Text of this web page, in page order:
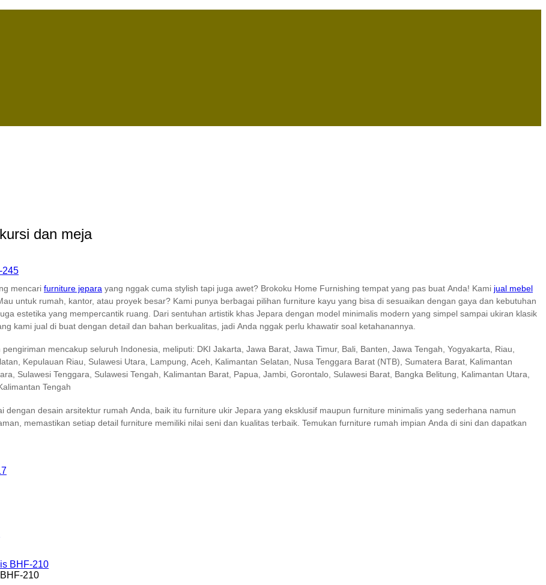
dan meja
mencari furniture jepara yang nggak cuma stylish tapi juga awet? Brokoku Home Furnishing tempat yang pas buat Anda! Kami jual mebel
untuk rumah, kantor, atau proyek besar? Kami punya berbagai pilihan furniture kayu yang bisa di sesuaikan dengan gaya dan kebutuhan
estetika yang mempercantik ruang. Dari sentuhan artistik khas Jepara dengan model minimalis modern yang simpel sampai ukiran klasik
kami jual di buat dengan detail dan bahan berkualitas, jadi Anda nggak perlu khawatir soal ketahanannya.
mencakup seluruh Indonesia, meliputi: DKI Jakarta, Jawa Barat, Jawa Timur, Bali, Banten, Jawa Tengah, Yogyakarta, Riau,
Kepulauan Riau, Sulawesi Utara, Lampung, Aceh, Kalimantan Selatan, Nusa Tenggara Barat (NTB), Sumatera Barat, Kalimantan
Sulawesi Tenggara, Sulawesi Tengah, Kalimantan Barat, Papua, Jambi, Gorontalo, Sulawesi Barat, Bangka Belitung, Kalimantan Utara,
Tengah
desain arsitektur rumah Anda, baik itu furniture ukir Jepara yang eksklusif maupun furniture minimalis yang sederhana namun
memastikan setiap detail furniture memiliki nilai seni dan kualitas terbaik. Temukan furniture rumah impian Anda di sini dan dapatkan
210